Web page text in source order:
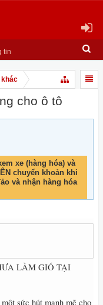
tin
khác
cho ô tô
xe (hàng hóa) và
chuyển khoản khi
và nhận hàng hóa
LÀM GIÓ TẠI
sức hút mạnh mẽ cho